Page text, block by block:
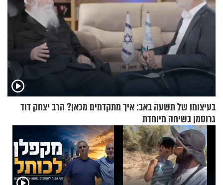
בעיצומו של תשעה באב: איך מתקדמים מכאן? הרב יצחק דוד
גרוסמן בשיחה מיוחדת